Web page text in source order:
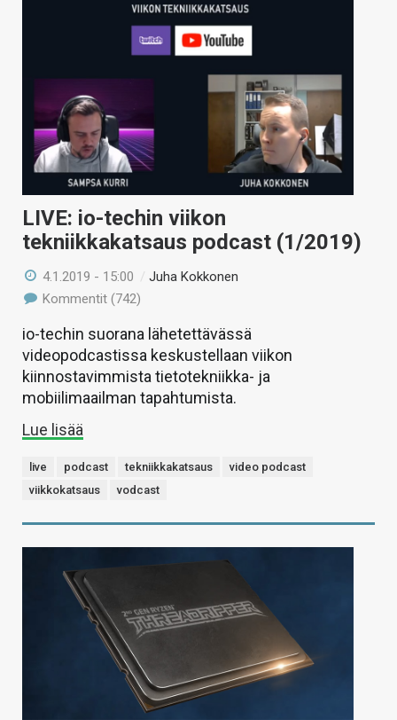
LIVE: io-techin viikon
tekniikkakatsaus podcast (1/2019)
4.1.2019 - 15:00 /Juha Kokkonen
Kommentit (742)
io-techin suorana lähetettävässä
videopodcastissa keskustellaan viikon
kiinnostavimmista tietotekniikka- ja
mobiilimaailman tapahtumista.
Lue lisää
live podcast tekniikkakatsaus
video podcast
viikkokatsaus
vodcast